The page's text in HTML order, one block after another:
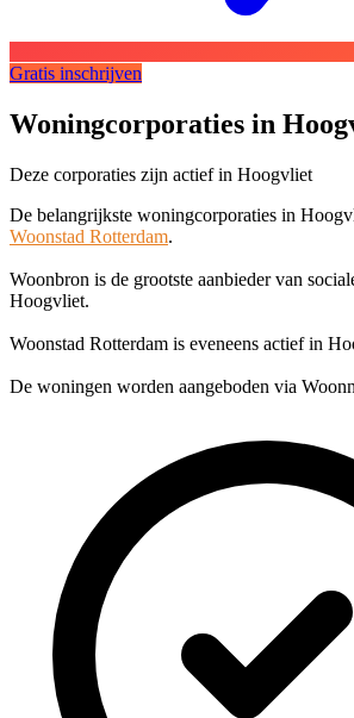
Gratis inschrijven
Woningcorporaties in
Deze corporaties zijn actief in Hoogvliet
De belangrijkste woningcorporaties in
Woonstad Rotterdam.
Woonbron is de grootste aanbieder van
Hoogvliet.
Woonstad Rotterdam is eveneens actief in
De woningen worden aangeboden via